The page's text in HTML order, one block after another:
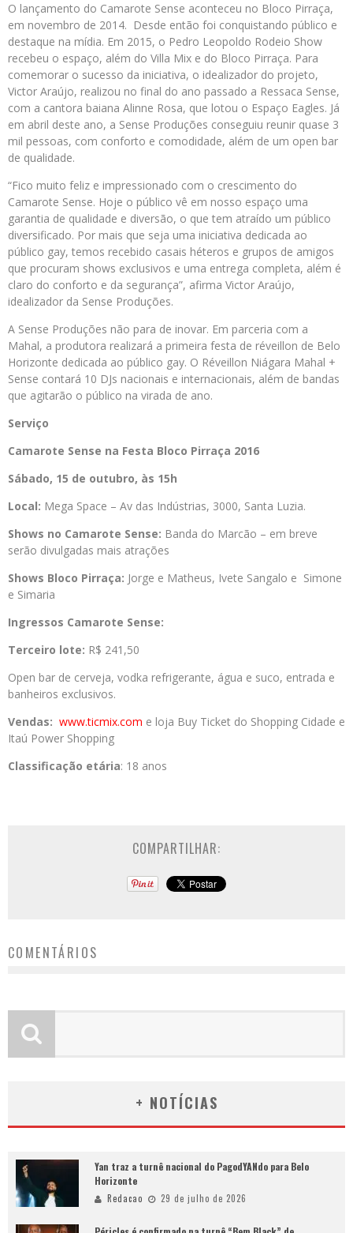
O lançamento do Camarote Sense aconteceu no Bloco Pirraça,
em novembro de 2014. Desde então foi conquistando público e
destaque na mídia. Em 2015, o Pedro Leopoldo Rodeio Show
recebeu o espaço, além do Villa Mix e do Bloco Pirraça. Para
comemorar o sucesso da iniciativa, o idealizador do projeto,
Victor Araújo, realizou no final do ano passado a Ressaca Sense,
com a cantora baiana Alinne Rosa, que lotou o Espaço Eagles. Já
em abril deste ano, a Sense Produções conseguiu reunir quase 3
mil pessoas, com conforto e comodidade, além de um open bar
de qualidade.
“Fico muito feliz e impressionado com o crescimento do
Camarote Sense. Hoje o público vê em nosso espaço uma
garantia de qualidade e diversão, o que tem atraído um público
diversificado. Por mais que seja uma iniciativa dedicada ao
público gay, temos recebido casais héteros e grupos de amigos
que procuram shows exclusivos e uma entrega completa, além é
claro do conforto e da segurança”, afirma Victor Araújo,
idealizador da Sense Produções.
A Sense Produções não para de inovar. Em parceria com a
Mahal, a produtora realizará a primeira festa de réveillon de Belo
Horizonte dedicada ao público gay. O Réveillon Niágara Mahal +
Sense contará 10 DJs nacionais e internacionais, além de bandas
que agitarão o público na virada de ano.
Serviço
Camarote Sense na Festa Bloco Pirraça 2016
Sábado, 15 de outubro, às 15h
Local: Mega Space – Av das Indústrias, 3000, Santa Luzia.
Shows no Camarote Sense: Banda do Marcão – em breve
serão divulgadas mais atrações
Shows Bloco Pirraça: Jorge e Matheus, Ivete Sangalo e Simone
e Simaria
Ingressos Camarote Sense:
Terceiro lote: R$ 241,50
Open bar de cerveja, vodka refrigerante, água e suco, entrada e
banheiros exclusivos.
Vendas: www.ticmix.com e loja Buy Ticket do Shopping Cidade e
Itaú Power Shopping
Classificação etária: 18 anos
COMPARTILHAR:
COMENTÁRIOS
+ NOTÍCIAS
Yan traz a turnê nacional do PagodYANdo para Belo
Horizonte
Redacao 29 de julho de 2026